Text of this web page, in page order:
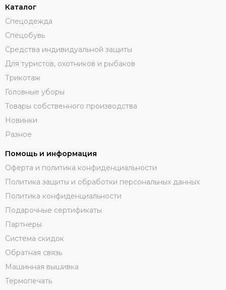
Каталог
Спецодежда
Спецобувь
Средства индивидуальной защиты
Для туристов, охотников и рыбаков
Трикотаж
Головные уборы
Товары собственного производства
Новинки
Разное
Помощь и информация
Оферта и политика конфиденциальности
Политика защиты и обработки персональных данных
Политика конфиденциальности
Подарочные сертификаты
Партнеры
Система скидок
Обратная связь
Машинная вышивка
Термопечать